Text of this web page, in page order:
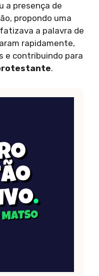
a presença de
propondo uma
a palavra de
rapidamente,
e contribuindo para
.